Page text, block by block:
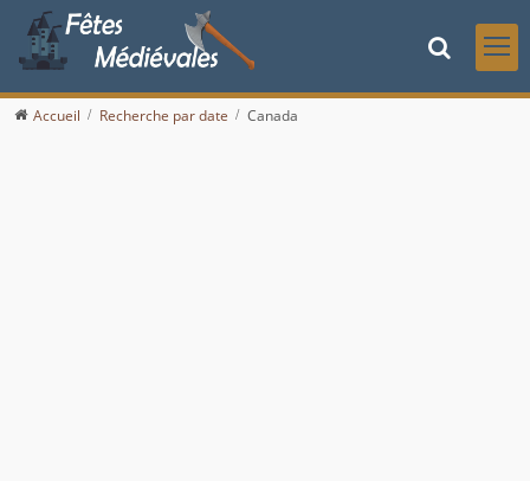
Accueil Recherche par date Canada